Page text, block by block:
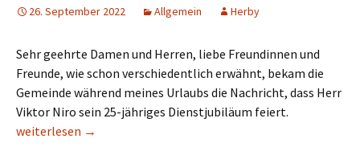
26. September 2022 Allgemein Herby
Sehr geehrte Damen und Herren, liebe Freundinnen und
Freunde, wie schon verschiedentlich erwähnt, bekam die
Gemeinde während meines Urlaubs die Nachricht, dass Herr
Viktor Niro sein 25-jähriges Dienstjubiläum feiert.
25. Jähriges Dienstjubiläum von Viktor Niro
weiterlesen →